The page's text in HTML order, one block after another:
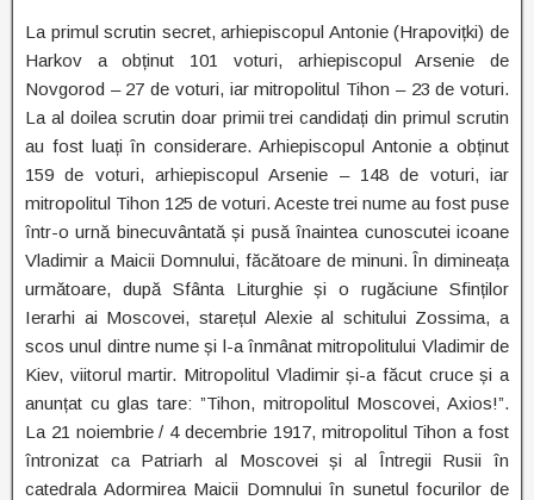
La primul scrutin secret, arhiepiscopul Antonie (Hrapovițki) de
Harkov a obținut 101 voturi, arhiepiscopul Arsenie de
Novgorod – 27 de voturi, iar mitropolitul Tihon – 23 de voturi.
La al doilea scrutin doar primii trei candidați din primul scrutin
au fost luați în considerare. Arhiepiscopul Antonie a obținut
159 de voturi, arhiepiscopul Arsenie – 148 de voturi, iar
mitropolitul Tihon 125 de voturi. Aceste trei nume au fost puse
într-o urnă binecuvântată și pusă înaintea cunoscutei icoane
Vladimir a Maicii Domnului, făcătoare de minuni. În dimineața
următoare, după Sfânta Liturghie și o rugăciune Sfinților
Ierarhi ai Moscovei, starețul Alexie al schitului Zossima, a
scos unul dintre nume și l-a înmânat mitropolitului Vladimir de
Kiev, viitorul martir. Mitropolitul Vladimir și-a făcut cruce și a
anunțat cu glas tare: ”Tihon, mitropolitul Moscovei, Axios!”.
La 21 noiembrie / 4 decembrie 1917, mitropolitul Tihon a fost
întronizat ca Patriarh al Moscovei și al Întregii Rusii în
catedrala Adormirea Maicii Domnului în sunetul focurilor de